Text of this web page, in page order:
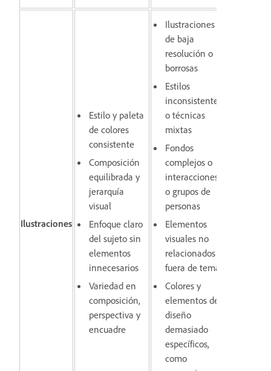
Ilustraciones
Estilo y paleta
de colores
consistente
Composición
equilibrada y
jerarquía
visual
Enfoque claro
del sujeto sin
elementos
innecesarios
Variedad en
composición,
perspectiva y
encuadre
Ilustraciones
de baja
resolución o
borrosas
Estilos
inconsistentes
o técnicas
mixtas
Fondos
complejos o
interacciones,
o grupos de
personas
Elementos
visuales no
relacionados o
fuera de tema
Colores y
elementos de
diseño
demasiado
específicos,
como